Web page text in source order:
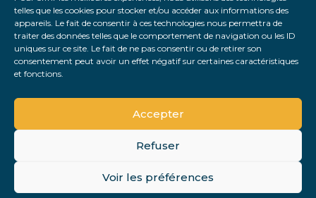
telles que les cookies pour stocker et/ou accéder aux informations des
appareils. Le fait de consentir à ces technologies nous permettra de
traiter des données telles que le comportement de navigation ou les ID
uniques sur ce site. Le fait de ne pas consentir ou de retirer son
consentement peut avoir un effet négatif sur certaines caractéristiques
et fonctions.
Accepter
Refuser
Voir les préférences
FaceBook
TwitterLinkedIn
Principale
Footer
PLAN DU SITE
MENTIONS LÉGALES